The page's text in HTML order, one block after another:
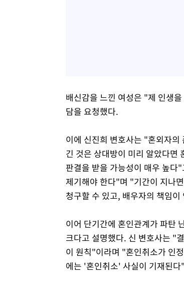
배신감을 느낀 여성은 "제 인생
담을 요청했다.
이에 신진희 변호사는 "혼외자
긴 것은 상대방이 미리 알았다면
판결을 받을 가능성이 매우 높다
제기해야 한다"며 "기간이 지나
청구할 수 있고, 배우자의 책임
이어 단기간에 혼인관계가 파탄
크다고 설명했다. 신 변호사는 "
이 원칙"이라며 "혼인취소가 인
에는 '혼인취소' 사실이 기재된